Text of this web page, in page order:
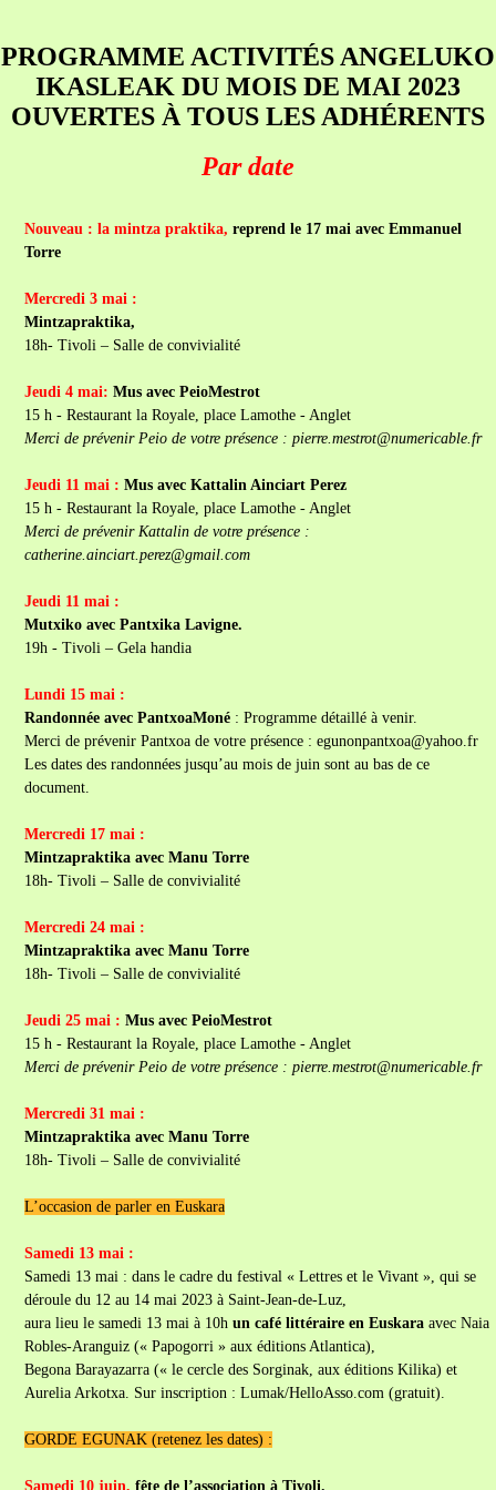
PROGRAMME ACTIVITÉS ANGELUKO
IKASLEAK DU MOIS DE MAI 2023
OUVERTES À TOUS LES ADHÉRENTS
Par date
Nouveau : la mintza praktika, reprend le 17 mai avec Emmanuel
Torre
Mercredi 3 mai :
Mintzapraktika,
18h- Tivoli – Salle de convivialité
Jeudi 4 mai: Mus avec PeioMestrot
15 h - Restaurant la Royale, place Lamothe - Anglet
Merci de prévenir Peio de votre présence : pierre.mestrot@numericable.fr
Jeudi 11 mai : Mus avec Kattalin Ainciart Perez
15 h - Restaurant la Royale, place Lamothe - Anglet
Merci de prévenir Kattalin de votre présence :
catherine.ainciart.perez@gmail.com
Jeudi 11 mai :
Mutxiko avec Pantxika Lavigne.
19h - Tivoli – Gela handia
Lundi 15 mai :
Randonnée avec PantxoaMoné : Programme détaillé à venir.
Merci de prévenir Pantxoa de votre présence : egunonpantxoa@yahoo.fr
Les dates des randonnées jusqu’au mois de juin sont au bas de ce
document.
Mercredi 17 mai :
Mintzapraktika avec Manu Torre
18h- Tivoli – Salle de convivialité
Mercredi 24 mai :
Mintzapraktika avec Manu Torre
18h- Tivoli – Salle de convivialité
Jeudi 25 mai : Mus avec PeioMestrot
15 h - Restaurant la Royale, place Lamothe - Anglet
Merci de prévenir Peio de votre présence : pierre.mestrot@numericable.fr
Mercredi 31 mai :
Mintzapraktika avec Manu Torre
18h- Tivoli – Salle de convivialité
L’occasion de parler en Euskara
Samedi 13 mai :
Samedi 13 mai : dans le cadre du festival « Lettres et le Vivant », qui se
déroule du 12 au 14 mai 2023 à Saint-Jean-de-Luz,
aura lieu le samedi 13 mai à 10hun café littéraire en Euskara avec Naia
Robles-Aranguiz (« Papogorri » aux éditions Atlantica),
Begona Barayazarra (« le cercle des Sorginak, aux éditions Kilika) et
Aurelia Arkotxa. Sur inscription : Lumak/HelloAsso.com (gratuit).
GORDE EGUNAK (retenez les dates) :
Samedi 10 juin,fête de l’association à Tivoli.